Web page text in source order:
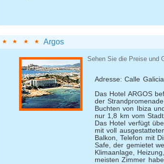
Argos
Sehen Sie die Preise und
Adresse: Calle
Das Hotel ARGOS
der
Buchten von Ibiza
nur 1,8 km vom
Das Hotel verfügt
mit voll
Balkon, Telefon mit
Safe, der gemietet
Klimaanlage,
meisten Zimmer